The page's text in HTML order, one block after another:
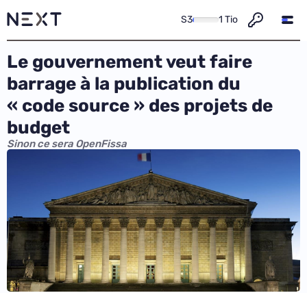
S3 1 Tio
Le gouvernement veut faire
barrage à la publication du
« code source » des projets de
budget
Sinon ce sera OpenFissa